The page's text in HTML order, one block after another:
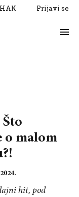
Prijavi se
Što
o malom
hit, pod